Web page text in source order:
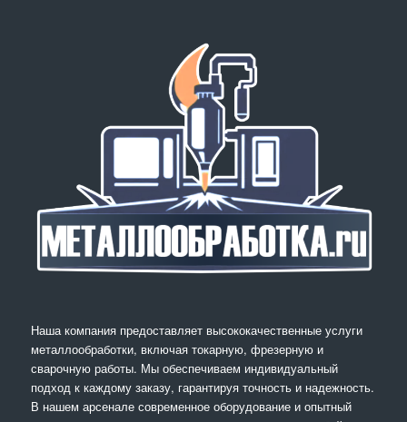
Наша компания предоставляет высококачественные услуги
металлообработки, включая токарную, фрезерную и
сварочную работы. Мы обеспечиваем индивидуальный
подход к каждому заказу, гарантируя точность и надежность.
В нашем арсенале современное оборудование и опытный